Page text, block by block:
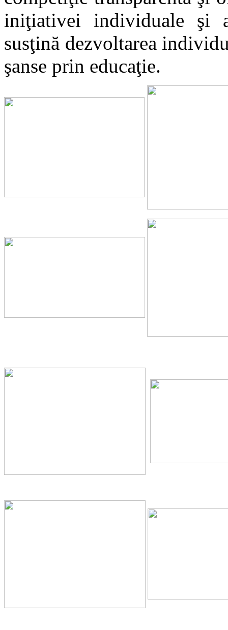
iniţiativei individuale şi
susţină dezvoltarea
şanse prin educaţie.